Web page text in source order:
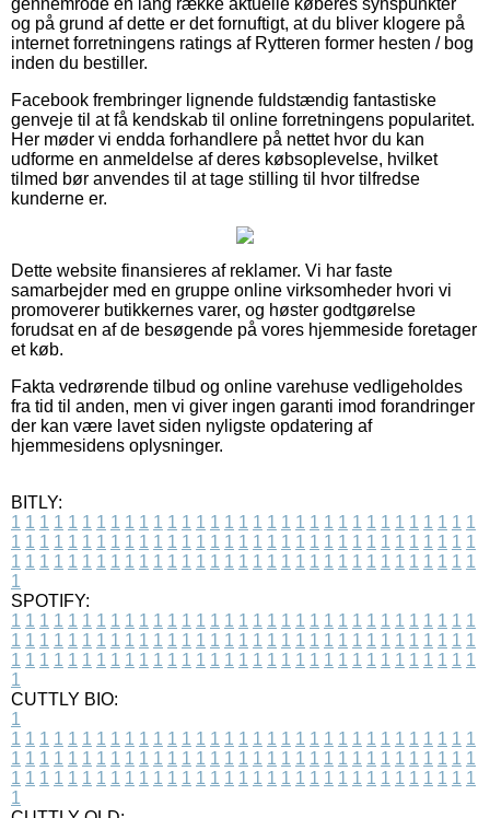
og på grund af dette er det fornuftigt, at du bliver klogere på
internet forretningens ratings af Rytteren former hesten / bog
inden du bestiller.
Facebook frembringer lignende fuldstændig fantastiske
genveje til at få kendskab til online forretningens popularitet.
Her møder vi endda forhandlere på nettet hvor du kan
udforme en anmeldelse af deres købsoplevelse, hvilket
tilmed bør anvendes til at tage stilling til hvor tilfredse
kunderne er.
Dette website finansieres af reklamer. Vi har faste
samarbejder med en gruppe online virksomheder hvori vi
promoverer butikkernes varer, og høster godtgørelse
forudsat en af de besøgende på vores hjemmeside foretager
et køb.
Fakta vedrørende tilbud og online varehuse vedligeholdes
fra tid til anden, men vi giver ingen garanti imod forandringer
der kan være lavet siden nyligste opdatering af
hjemmesidens oplysninger.
BITLY:
1 1 1 1 1 1 1 1 1 1 1 1 1 1 1 1 1 1 1 1 1 1 1 1 1 1 1 1 1 1 1 1 1
1 1 1 1 1 1 1 1 1 1 1 1 1 1 1 1 1 1 1 1 1 1 1 1 1 1 1 1 1 1 1 1 1
1 1 1 1 1 1 1 1 1 1 1 1 1 1 1 1 1 1 1 1 1 1 1 1 1 1 1 1 1 1 1 1 1
1
SPOTIFY:
1 1 1 1 1 1 1 1 1 1 1 1 1 1 1 1 1 1 1 1 1 1 1 1 1 1 1 1 1 1 1 1 1
1 1 1 1 1 1 1 1 1 1 1 1 1 1 1 1 1 1 1 1 1 1 1 1 1 1 1 1 1 1 1 1 1
1 1 1 1 1 1 1 1 1 1 1 1 1 1 1 1 1 1 1 1 1 1 1 1 1 1 1 1 1 1 1 1 1
1
CUTTLY BIO:
1
1 1 1 1 1 1 1 1 1 1 1 1 1 1 1 1 1 1 1 1 1 1 1 1 1 1 1 1 1 1 1 1 1
1 1 1 1 1 1 1 1 1 1 1 1 1 1 1 1 1 1 1 1 1 1 1 1 1 1 1 1 1 1 1 1 1
1 1 1 1 1 1 1 1 1 1 1 1 1 1 1 1 1 1 1 1 1 1 1 1 1 1 1 1 1 1 1 1 1
1